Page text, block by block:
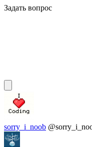
Задать вопрос
sorry_i_noob